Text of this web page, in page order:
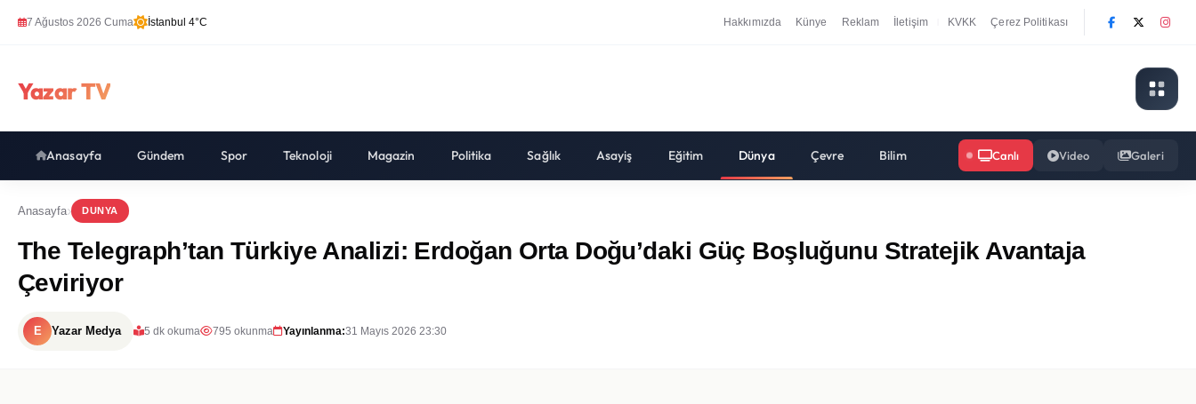
7 Ağustos 2026 Cuma İstanbul 4°C Hakkımızda Künye Reklam İletişim KVKK Çerez Politikası
Yazar TV
Anasayfa Gündem Spor Teknoloji Magazin Politika Sağlık Asayiş Eğitim Dünya Çevre Bilim Canlı Video Galeri
Anasayfa DUNYA
The Telegraph’tan Türkiye Analizi: Erdoğan Orta Doğu’daki Güç Boşluğunu Stratejik Avantaja
Çeviriyor
E Yazar Medya 5 dk okuma 795 okunma Yayınlanma:31 Mayıs 2026 23:30